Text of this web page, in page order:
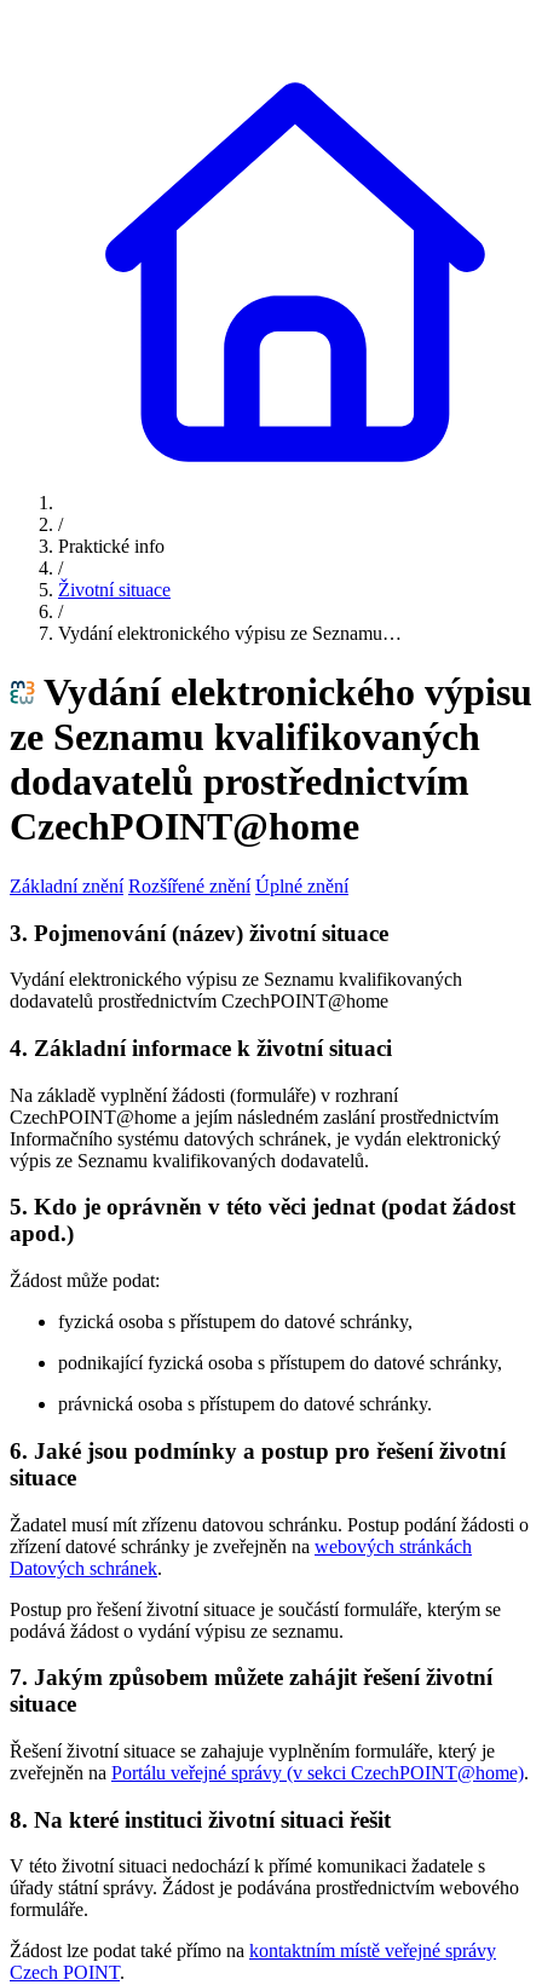
/
Praktické info
/
Životní situace
/
Vydání elektronického výpisu ze Seznamu…
Vydání elektronického výpisu
ze Seznamu kvalifikovaných
dodavatelů prostřednictvím
CzechPOINT@home
Základní znění Rozšířené znění Úplné znění
3. Pojmenování (název) životní situace
Vydání elektronického výpisu ze Seznamu kvalifikovaných
dodavatelů prostřednictvím CzechPOINT@home
4. Základní informace k životní situaci
Na základě vyplnění žádosti (formuláře) v rozhraní
CzechPOINT@home a jejím následném zaslání prostřednictvím
Informačního systému datových schránek, je vydán elektronický
výpis ze Seznamu kvalifikovaných dodavatelů.
5. Kdo je oprávněn v této věci jednat (podat žádost
apod.)
Žádost může podat:
fyzická osoba s přístupem do datové schránky,
podnikající fyzická osoba s přístupem do datové schránky,
právnická osoba s přístupem do datové schránky.
6. Jaké jsou podmínky a postup pro řešení životní
situace
Žadatel musí mít zřízenu datovou schránku. Postup podání žádosti o
zřízení datové schránky je zveřejněn na webových stránkách
Datových schránek.
Postup pro řešení životní situace je součástí formuláře, kterým se
podává žádost o vydání výpisu ze seznamu.
7. Jakým způsobem můžete zahájit řešení životní
situace
Řešení životní situace se zahajuje vyplněním formuláře, který je
zveřejněn na Portálu veřejné správy (v sekci CzechPOINT@home).
8. Na které instituci životní situaci řešit
V této životní situaci nedochází k přímé komunikaci žadatele s
úřady státní správy. Žádost je podávána prostřednictvím webového
formuláře.
Žádost lze podat také přímo na kontaktním místě veřejné správy
Czech POINT.